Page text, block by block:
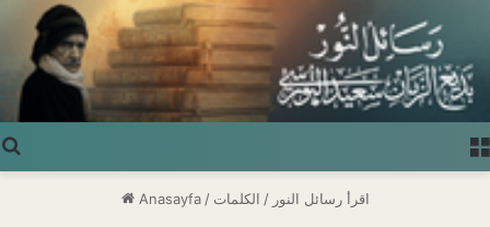
Anasayfa / اقرأ رسائل النور / الكلمات